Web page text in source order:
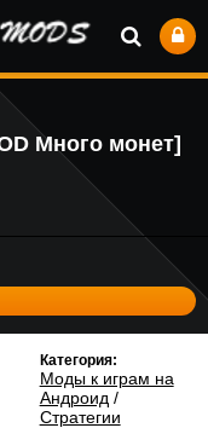
Много монет]
Категория:
Моды к играм на
Андроид /
Стратегии